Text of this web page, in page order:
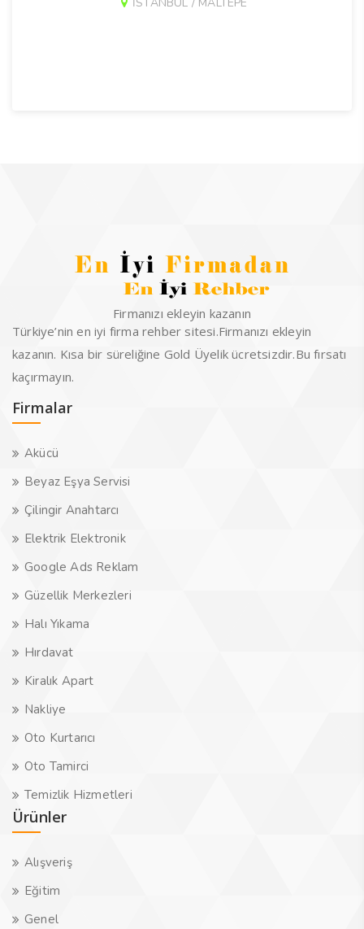
Firmanızı ekleyin kazanın
Türkiye’nin en iyi firma rehber sitesi.Firmanızı ekleyin
kazanın. Kısa bir süreliğine Gold Üyelik ücretsizdir.Bu fırsatı
kaçırmayın.
Firmalar
Akücü
Beyaz Eşya Servisi
Çilingir Anahtarcı
Elektrik Elektronik
Google Ads Reklam
Güzellik Merkezleri
Halı Yıkama
Hırdavat
Kiralık Apart
Nakliye
Oto Kurtarıcı
Oto Tamirci
Temizlik Hizmetleri
Ürünler
Alışveriş
Eğitim
Genel